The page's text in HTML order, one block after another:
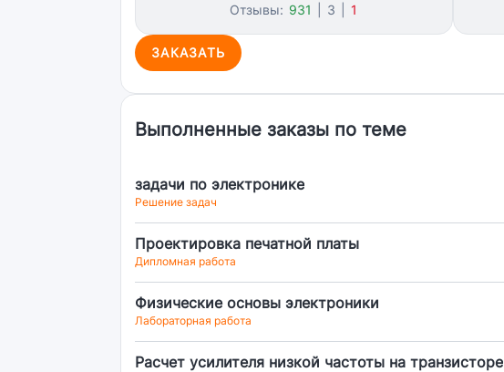
Отзывы: 931 3 1
ЗАКАЗАТЬ
Выполненные заказы по теме
задачи по электронике
Решение задач
Проектировка печатной платы
Дипломная работа
Физические основы электроники
Лабораторная работа
Расчет усилителя низкой частоты на транзисторе